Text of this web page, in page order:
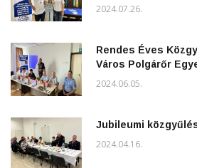
2024.07.26.
Rendes Éves
Város Polgárőr
2024.06.05.
Jubileumi
2024.04.16.